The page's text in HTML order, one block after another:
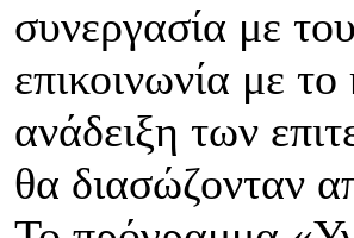
συνεργασία με
επικοινωνία με
ανάδειξη των
θα διασώζονταν